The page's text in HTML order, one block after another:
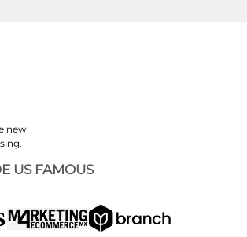
new
US FAMOUS